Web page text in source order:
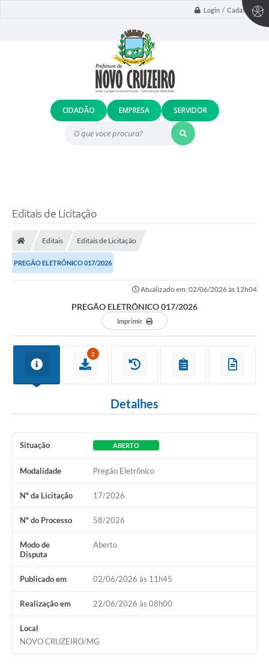
Login / Cadastro
O que voce procura?
CIDADÃO EMPRESA SERVIDOR
Editais de Licitação
Editais Editais de Licitação
PREGÃO ELETRÔNICO 017/2026
Atualizado em: 02/06/2026 às 12h04
PREGÃO ELETRÔNICO 017/2026
Imprimir
2
Detalhes
Situação ABERTO
Modalidade Pregão Eletrônico
Nº da Licitação 17/2026
Nº do Processo 58/2026
Modo de
Disputa
Aberto
Publicado em 02/06/2026 às 11h45
Realização em 22/06/2026 às 08h00
Local
NOVO CRUZEIRO/MG